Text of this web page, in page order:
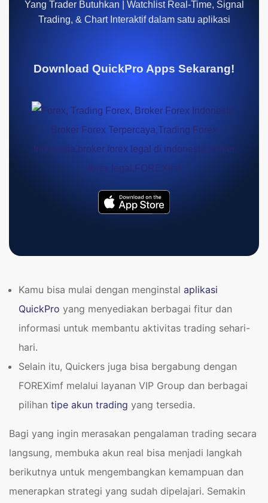
Yang Trader Butuhkan | Watchlist Real-Time, Signal
Trading, & Chart Interaktif dalam satu aplikasi
Download QuickPro Apps Sekarang!
Kamu bisa mulai dengan menginstal aplikasi
QuickPro yang menyediakan berbagai fitur dan
informasi untuk membantu aktivitas trading sehari-
hari.
Selain itu, Quickers juga bisa bergabung dengan
FOREXimf melalui layanan VIP Group dan berbagai
pilihan tipe akun trading yang tersedia.
Bagi yang ingin merasakan pengalaman trading secara
langsung, membuka akun real bisa menjadi langkah
berikutnya untuk mengembangkan kemampuan dan
menerapkan strategi yang sudah dipelajari. Semakin